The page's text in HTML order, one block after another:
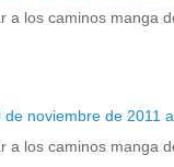
a los caminos manga
de noviembre de 2011
a los caminos manga